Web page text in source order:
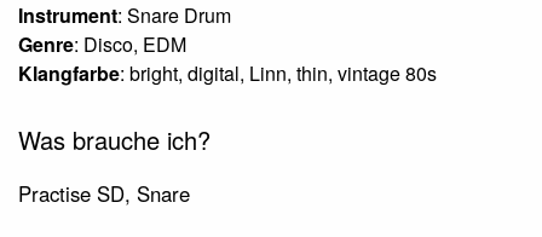
Instrument: Snare Drum
Genre: Disco, EDM
Klangfarbe: bright, digital, Linn, thin, vintage 80s
Was brauche ich?
Practise SD, Snare